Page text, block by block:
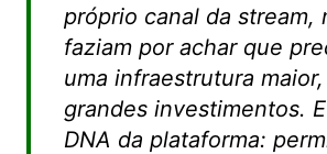
próprio canal da stream,
faziam por achar que
uma infraestrutura
grandes investimentos.
DNA da plataforma: